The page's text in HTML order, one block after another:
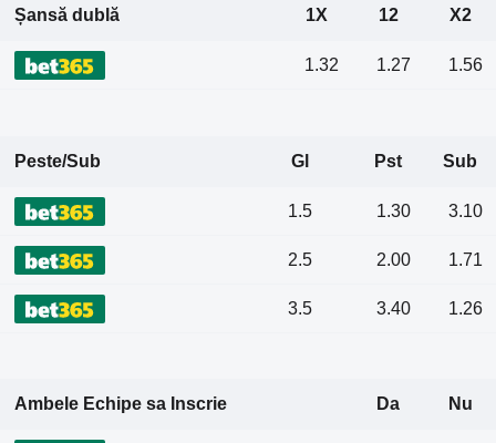
Șansă dublă 1X 12 X2
1.32 1.27 1.56
Peste/Sub Gl Pst Sub
1.5 1.30 3.10
2.5 2.00 1.71
3.5 3.40 1.26
Ambele Echipe sa Inscrie Da Nu